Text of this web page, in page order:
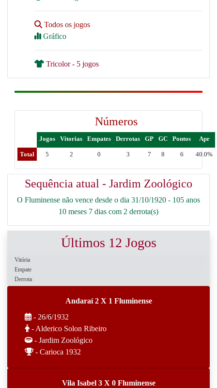
Todos os jogos
Gráfico
Tricolor - 5 jogos
Números
Jogos Vitorias Empates Derrotas GP GC Pontos Apr
Total 5 2 0 3 7 8 6 40.0%
Sequência atual - Jardim Zoológico
O Fluminense não vence desde o dia 31/10/1920 - 105 anos
10 meses 7 dias com 2 derrota(s)
Últimos 12 Jogos
Vitória
Empate
Derrota
Andaraí 2 X 1 Fluminense
- 26/6/1932
- Alderico Solon Ribeiro
- Jardim Zoológico
- Carioca 1932
Vila Isabel 3 X 0 Fluminense